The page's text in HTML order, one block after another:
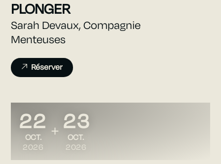
PLONGER
Sarah Devaux, Compagnie
Menteuses
Réserver
DU
22
OCTOBRE
OCT.
2026
AU
23
OCTOBRE
OCT.
2026